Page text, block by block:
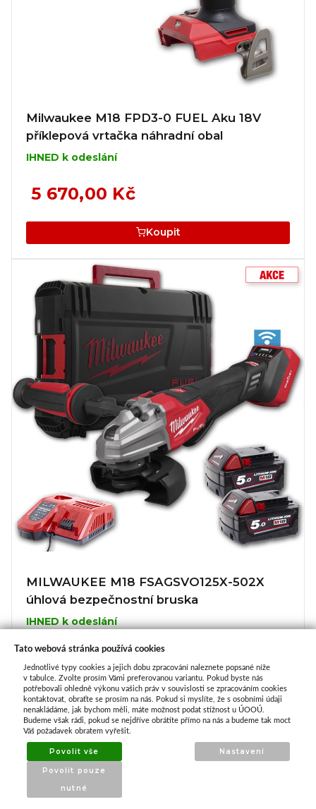
Milwaukee M18 FPD3-0 FUEL Aku 18V
příklepová vrtačka náhradní obal
IHNED k odeslání
5 670,00 Kč
Koupit
MILWAUKEE M18 FSAGSVO125X-502X
úhlová bezpečnostní bruska
IHNED k odeslání
16 990,00 Kč
Koupit
Tato webová stránka používá cookies
Jednotlivé typy cookies a jejich dobu zpracování naleznete popsané níže
v tabulce. Zvolte prosím Vámi preferovanou variantu. Pokud byste nás
potřebovali ohledně výkonu vašich práv v souvislosti se zpracováním cookies
kontaktovat, obraťte se prosím na nás. Pokud si myslíte, že s osobními údaji
nenakládáme, jak bychom měli, máte možnost podat stížnost u ÚOOÚ.
Budeme však rádi, pokud se nejdříve obrátíte přímo na nás a budeme tak moct
Váš požadavek obratem vyřešit.
Povolit vše
Povolit pouze
nutné
Nastavení